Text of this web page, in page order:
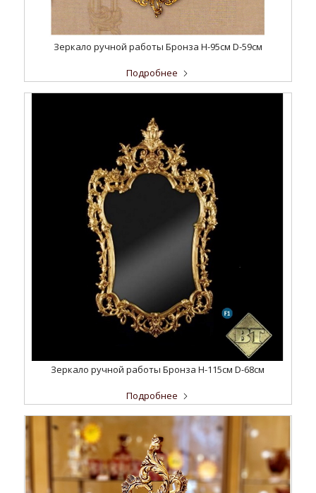
Зеркало ручной работы Бронза H-95см D-59cм
Подробнее
Зеркало ручной работы Бронза H-115см D-68cм
Подробнее